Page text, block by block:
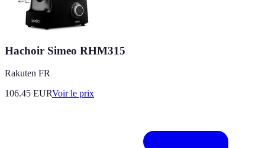
Hachoir Simeo RHM315
Rakuten FR
106.45 EURVoir le prix